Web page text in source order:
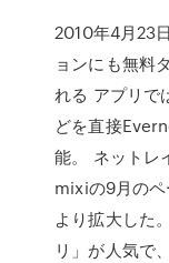
2010年4月23
ョンにも無料
れる アプリで
どを直接
能。 ネットレ
mixiの9月のペ
より拡大した
リ」が人気で